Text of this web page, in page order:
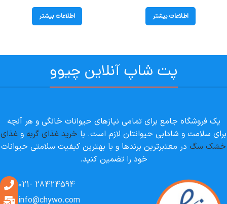
Small Puppy) وزن 1.5 کیلوگرماطلاعات بیشتر
کیلوگرم
اطلاعات بیشتر
پت شاپ آنلاین چیوو
یک فروشگاه جامع برای تمامی نیازهای حیوانات خانگی و هر آنچه
برای سلامت و شادابی حیوانتان لازم است. با خرید غذای گربه و غذای
خشک سگ در معتبرترین برندها و با بهترین کیفیت سلامتی حیوانات
خود را تضمین کنید.
28424594 -021
info@chywo.com